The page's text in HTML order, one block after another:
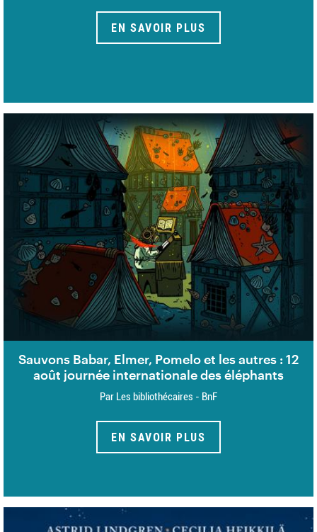
EN SAVOIR PLUS
Sauvons Babar, Elmer, Pomelo et les autres : 12
août journée internationale des éléphants
Par Les bibliothécaires - BnF
EN SAVOIR PLUS